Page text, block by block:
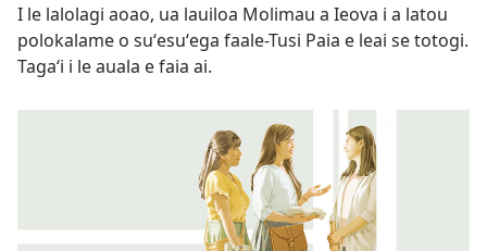
I le lalolagi aoao, ua lauiloa Molimau a Ieova i a latou
polokalame o suʻesuʻega faale-Tusi Paia e leai se totogi.
Tagaʻi i le auala e faia ai.